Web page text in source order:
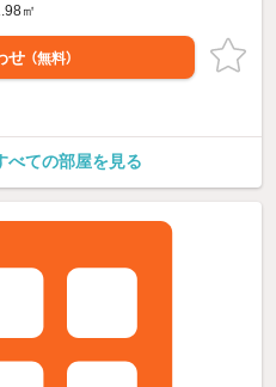
㎡
せ （無料）
べての部屋を見る